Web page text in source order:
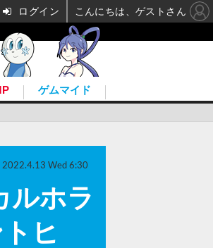
ゲムマイド
ルホラ
ヒ
2022.4.13 Wed 6:30
ログイン こんにちは、ゲストさん